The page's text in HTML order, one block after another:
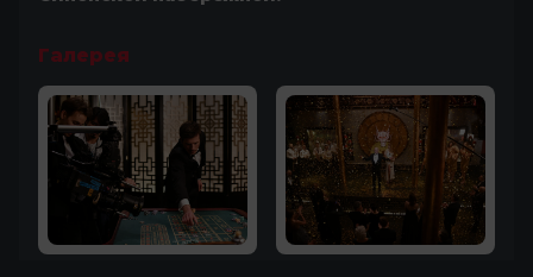
Галерея